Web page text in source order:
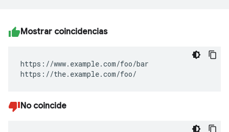
Mostrar coincidencias
https://www.example.com/foo/bar
https://the.example.com/foo/
No coincide